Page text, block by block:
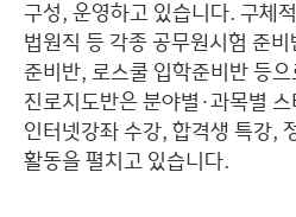
구성, 운영하고 있습니다. 구체
법원직 등 각종 공무원시험 준
준비반, 로스쿨 입학준비반 등
진로지도반은 분야별·과목별
인터넷강좌 수강, 합격생 특강,
활동을 펼치고 있습니다.